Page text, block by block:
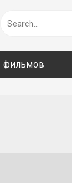
фильмов